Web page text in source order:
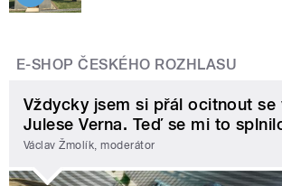
E-SHOP ČESKÉHO ROZHLASU
Vždycky jsem si přál ocitnout se
Julese Verna. Teď se mi to
Václav Žmolík, moderátor